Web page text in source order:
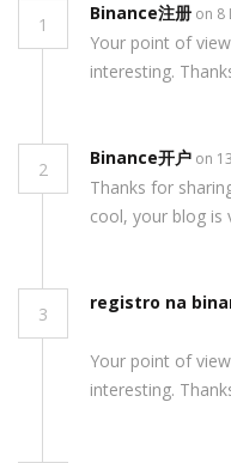
1
Binance注册 on 8
Your point of
interesting.
2
Binance开户 on
Thanks for
cool, your blog is
3
registro na
Your point of
interesting.